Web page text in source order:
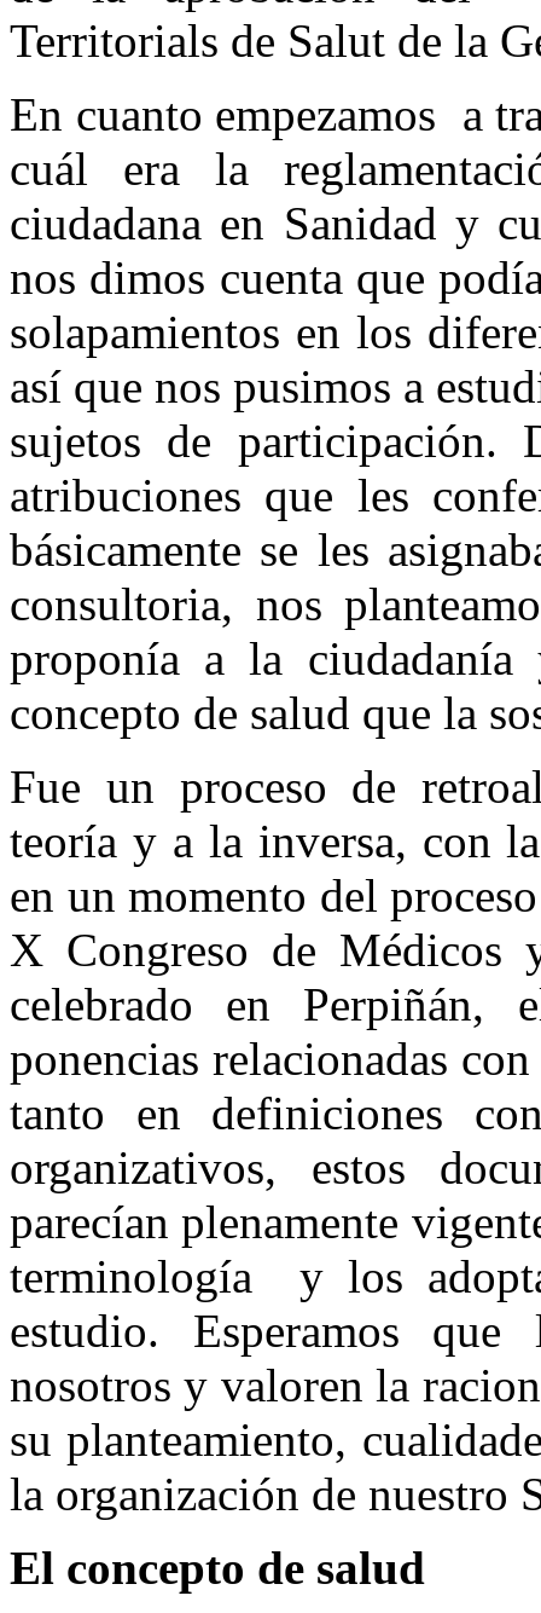
Territorials de Salut de la
En cuanto empezamos a
cuál era la
ciudadana en Sanidad y
nos dimos cuenta que
solapamientos en los
así que nos pusimos a
sujetos de participación.
atribuciones que les
básicamente se les
consultoria, nos
proponía a la
concepto de salud que la
Fue un proceso de
teoría y a la inversa, con
en un momento del
X Congreso de Médicos
celebrado en
ponencias relacionadas
tanto en definiciones
organizativos, estos
parecían plenamente
terminología y los
estudio. Esperamos
nosotros y valoren la
su planteamiento,
la organización de nuestro
El concepto de salud